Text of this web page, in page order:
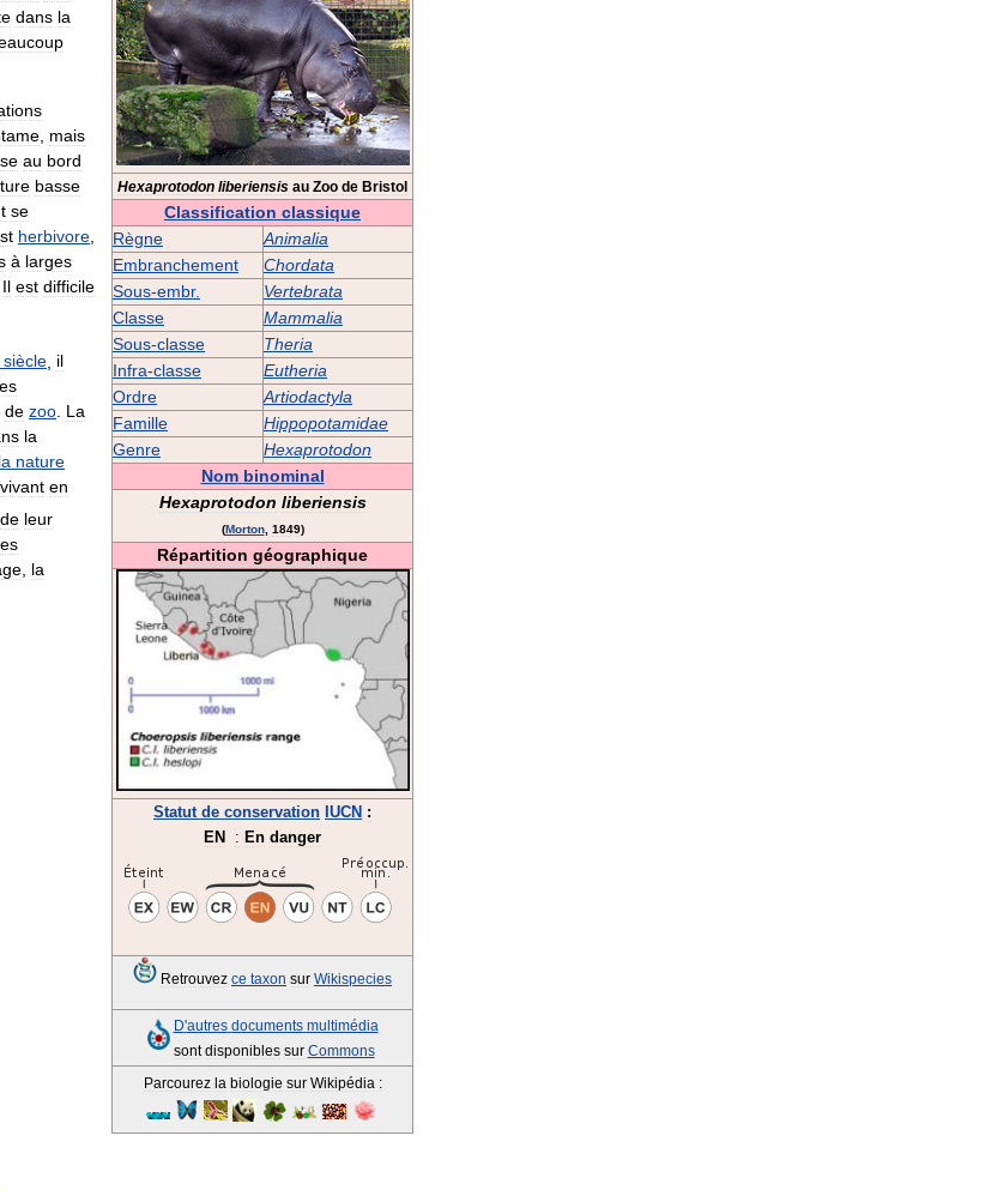
Hexaprotodon liberiensis au Zoo de Bristol
Classification classique
Règne
Animalia
Embranchement
Chordata
Sous-embr.
Vertebrata
Classe
Mammalia
Sous-classe
Theria
Infra-classe
Eutheria
Ordre
Artiodactyla
Famille
Hippopotamidae
Genre
Hexaprotodon
Nom binominal
Hexaprotodon liberiensis
(Morton, 1849)
Répartition géographique
Statut de conservation IUCN :
EN
: En danger
Retrouvez ce taxon sur Wikispecies
D'autres documents multimédia
sont disponibles sur Commons
Parcourez la biologie sur Wikipédia :
dans la
mais
au bord
basse
se
herbivore
à larges
Il est difficile
siècle il
de zoo. La
la
la nature
vivant en
de leur
la